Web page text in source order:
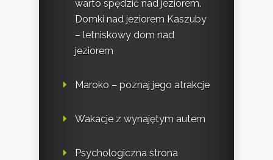
warto spędzić nad jeziorem.
Domki nad jeziorem Kaszuby
– letniskowy dom nad
jeziorem
Maroko – poznaj jego atrakcje
Wakacje z wynajętym autem
Psychologiczna strona